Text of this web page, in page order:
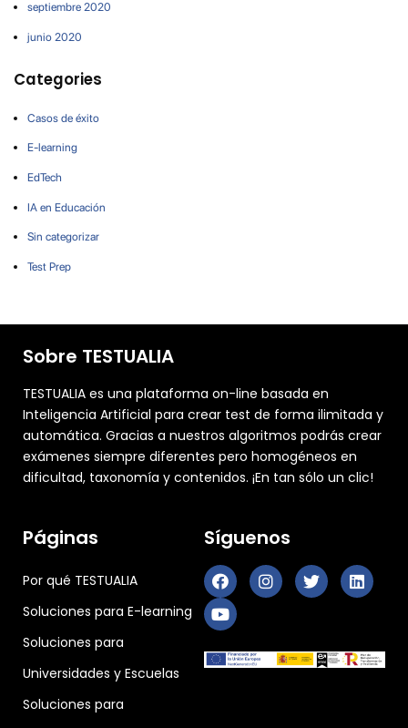
septiembre 2020
junio 2020
Categories
Casos de éxito
E-learning
EdTech
IA en Educación
Sin categorizar
Test Prep
Sobre TESTUALIA
TESTUALIA es una plataforma on-line basada en
Inteligencia Artificial para crear test de forma ilimitada y
automática. Gracias a nuestros algoritmos podrás crear
exámenes siempre diferentes pero homogéneos en
dificultad, taxonomía y contenidos. ¡En tan sólo un clic!
Páginas
Por qué TESTUALIA
Soluciones para E-learning
Soluciones para
Universidades y Escuelas
Soluciones para
Síguenos